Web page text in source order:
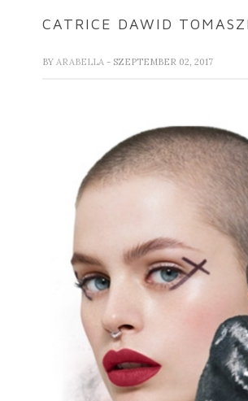
CATRICE DAWID
BY ARABELLA - SZEPTEMBER 02, 2017